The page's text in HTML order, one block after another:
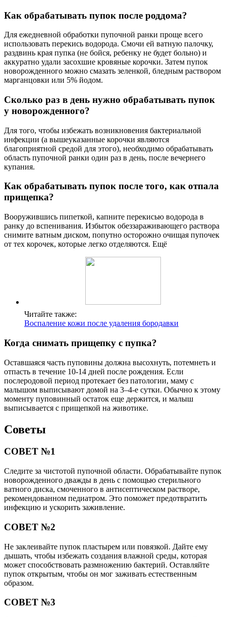
Как обрабатывать пупок после роддома?
Для ежедневной обработки пупочной ранки проще всего
использовать перекись водорода. Смочи ей ватную палочку,
раздвинь края пупка (не бойся, ребенку не будет больно) и
аккуратно удали засохшие кровяные корочки. Затем пупок
новорожденного можно смазать зеленкой, бледным раствором
марганцовки или 5% йодом.
Сколько раз в день нужно обрабатывать пупок
у новорожденного?
Для того, чтобы избежать возникновения бактериальной
инфекции (а вышеуказанные корочки являются
благоприятной средой для этого), необходимо обрабатывать
область пупочной ранки один раз в день, после вечернего
купания.
Как обрабатывать пупок после того, как отпала
прищепка?
Вооружившись пипеткой, капните перекисью водорода в
ранку до вспенивания. Избыток обеззараживающего раствора
снимите ватным диском, попутно осторожно очищая пупочек
от тех корочек, которые легко отделяются. Ещё
Читайте также:
Воспаление кожи после удаления бородавки
Когда снимать прищепку с пупка?
Оставшаяся часть пуповины должна высохнуть, потемнеть и
отпасть в течение 10-14 дней после рождения. Если
послеродовой период протекает без патологии, маму с
малышом выписывают домой на 3–4-е сутки. Обычно к этому
моменту пуповинный остаток еще держится, и малыш
выписывается с прищепкой на животике.
Советы
СОВЕТ №1
Следите за чистотой пупочной области. Обрабатывайте пупок
новорожденного дважды в день с помощью стерильного
ватного диска, смоченного в антисептическом растворе,
рекомендованном педиатром. Это поможет предотвратить
инфекцию и ускорить заживление.
СОВЕТ №2
Не заклеивайте пупок пластырем или повязкой. Дайте ему
дышать, чтобы избежать создания влажной среды, которая
может способствовать размножению бактерий. Оставляйте
пупок открытым, чтобы он мог заживать естественным
образом.
СОВЕТ №3